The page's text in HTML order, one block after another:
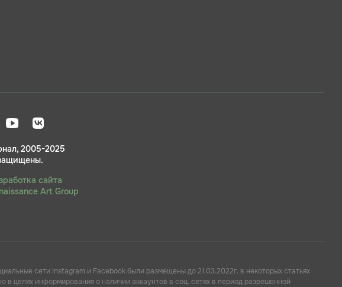
2005-2025
сайта
Art Group
сети Instagram и Facebook были размещены до 21.03.2022г. в некоторых статьях
в целях информирования о наличии аккаунтов в соц. сетях в период разрешенной